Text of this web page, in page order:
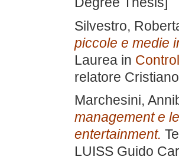
Silvestro,
piccole e medie
Laurea in
relatore
Marchesini,
management e
entertainment.
LUISS Guido